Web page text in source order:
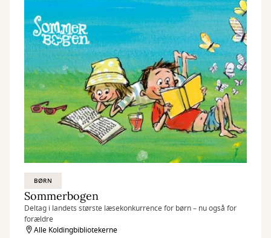
BØRN
Sommerbogen
Deltag i landets største læsekonkurrence for børn – nu også for
forældre
Alle Koldingbibliotekerne